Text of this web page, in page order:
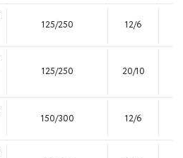
125/250 12/6
125/250 20/10
150/300 12/6